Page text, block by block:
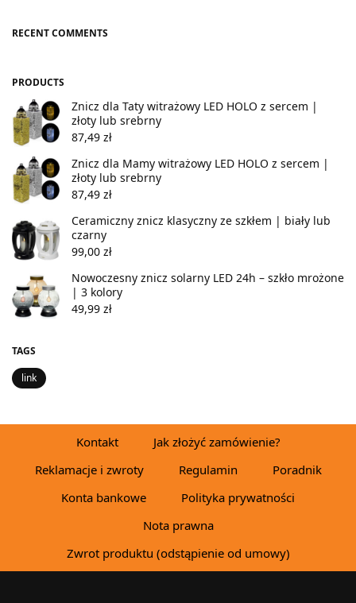
RECENT COMMENTS
PRODUCTS
Znicz dla Taty witrażowy LED HOLO z sercem |
złoty lub srebrny
87,49 zł
Znicz dla Mamy witrażowy LED HOLO z sercem |
złoty lub srebrny
87,49 zł
Ceramiczny znicz klasyczny ze szkłem | biały lub
czarny
99,00 zł
Nowoczesny znicz solarny LED 24h – szkło mrożone
| 3 kolory
49,99 zł
TAGS
link
Kontakt
Jak złożyć zamówienie?
Reklamacje i zwroty
Regulamin
Poradnik
Konta bankowe
Polityka prywatności
Nota prawna
Zwrot produktu (odstąpienie od umowy)